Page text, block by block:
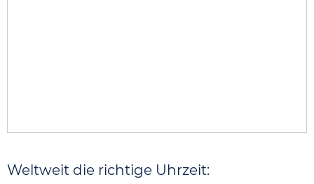
Weltweit die richtige Uhrzeit: